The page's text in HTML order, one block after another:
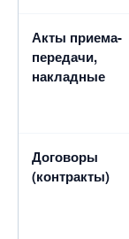
Акты приема-
передачи,
накладные
Договоры
(контракты)